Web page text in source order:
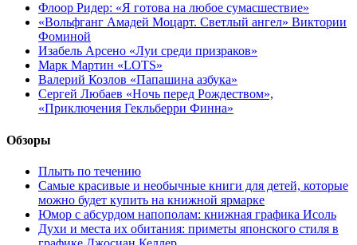
Флоор Ридер: «Я готова на любое сумасшествие»
«Вольфганг Амадей Моцарт. Светлый ангел» Виктории
Фоминой
Изабель Арсено «Луи среди призраков»
Марк Мартин «LOTS»
Валерий Козлов «Папашина азбука»
Сергей Любаев «Ночь перед Рождеством»,
«Приключения Гекльберри Финна»
Обзоры
Плыть по течению
Самые красивые и необычные книги для детей, которые
можно будет купить на книжной ярмарке
Юмор с абсурдом напополам: книжная графика Исоль
Духи и места их обитания: приметы японского стиля в